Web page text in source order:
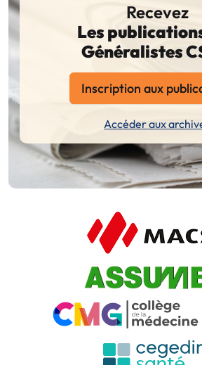
Recevez
Les
Généralistes
Inscription aux
Accéder aux